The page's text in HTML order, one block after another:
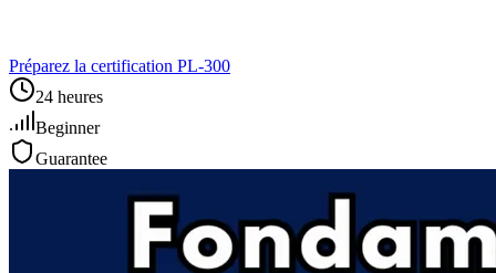
Préparez la certification PL‑300
24 heures
Beginner
Guarantee